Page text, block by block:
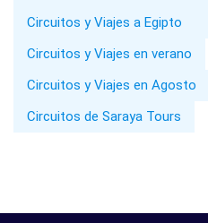
Circuitos y Viajes a Egipto
Circuitos y Viajes en verano
Circuitos y Viajes en Agosto
Circuitos de Saraya Tours